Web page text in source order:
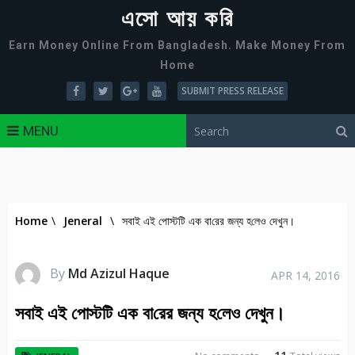
এসো আয় করি
Earn Money Online From Bangladesh. Make Money From
Home
SUBMIT PRESS RELEASE
MENU
Home \ Jeneral \ সবাই এই পোস্ট‌টি এক বা‌রের জন্য হ‌লেও দেখুন।
By Md Azizul Haque APR 14, 2016
সবাই এই পোস্ট‌টি এক বা‌রের জন্য হ‌লেও দেখুন।